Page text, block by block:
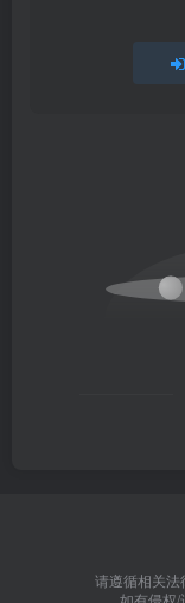
请遵循相关法
如有侵权/